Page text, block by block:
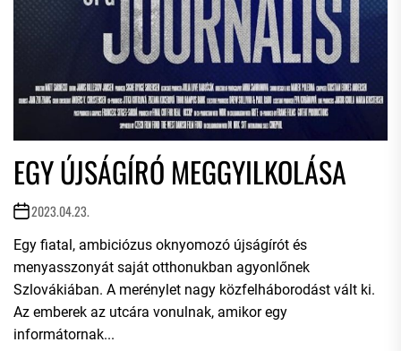
EGY ÚJSÁGÍRÓ MEGGYILKOLÁSA
2023.04.23.
Egy fiatal, ambiciózus oknyomozó újságírót és
menyasszonyát saját otthonukban agyonlőnek
Szlovákiában. A merénylet nagy közfelháborodást vált ki.
Az emberek az utcára vonulnak, amikor egy
informátornak...